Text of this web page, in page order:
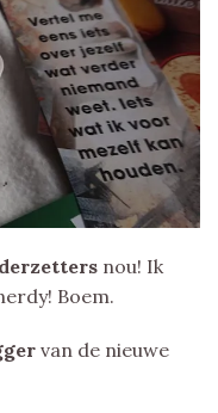
nou! Ik
Boem.
van de nieuwe